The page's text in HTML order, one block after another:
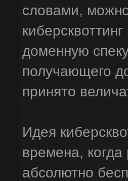
словами,
доменную
получающего
принято
Идея
времена,
абсолютно